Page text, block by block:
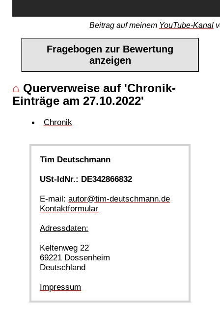
Beitrag auf meinem YouTube-Kanal
Fragebogen zur Bewertung
anzeigen
⌂ Querverweise auf 'Chronik-
Einträge am 27.10.2022'
Chronik
Tim Deutschmann
USt-IdNr.: DE342866832
E-mail:autor@tim-deutschmann.de
Kontaktformular
Adressdaten:
Keltenweg 22
69221 Dossenheim
Deutschland
Impressum